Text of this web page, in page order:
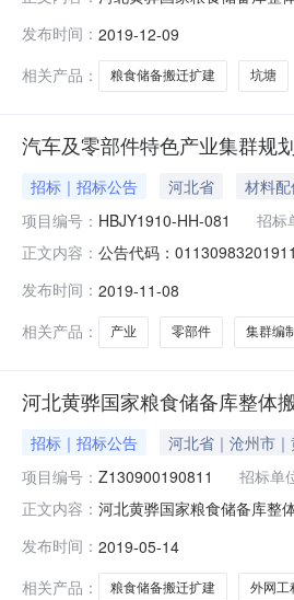
8883044采购人地址：黄骅
发布时间： 2019-12-09
相关产品：
粮食储备搬迁扩建 坑塘
汽车及零部件特色产业集群规
招标｜招标公告 河北省 材料
项目编号： HBJY1910-HH-081 招标
正文内容： 公告代码：
布时间：2019-11-08采购项
发布时间： 2019-11-08
相关产品：
产业 零部件 集群编
河北黄骅国家粮食储备库整体
招标｜招标公告 河北省｜沧州市
项目编号： Z130900190811 招标单
正文内容： 河北黄骅国家粮食储备库整
采购代理机构地址：河北省
给水外
发布时间： 2019-05-14
相关产品：
粮食储备搬迁扩建 外网工